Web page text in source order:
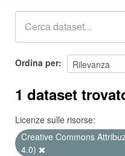
Ordina per
1 dataset
Licenze sulle risorse:
Creative Commons
4.0)